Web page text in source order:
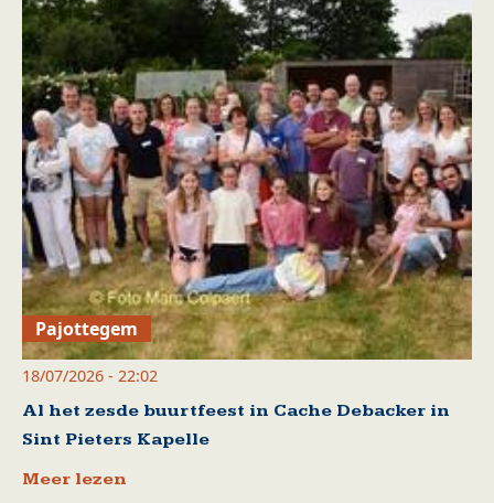
Pajottegem
18/07/2026 - 22:02
Al het zesde buurtfeest in Cache Debacker in
Sint Pieters Kapelle
Meer lezen